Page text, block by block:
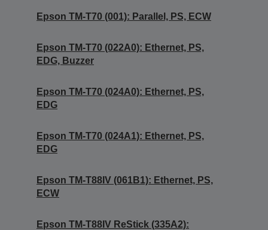
Epson TM-T70 (001): Parallel, PS, ECW
Epson TM-T70 (022A0): Ethernet, PS,
EDG, Buzzer
Epson TM-T70 (024A0): Ethernet, PS,
EDG
Epson TM-T70 (024A1): Ethernet, PS,
EDG
Epson TM-T88IV (061B1): Ethernet, PS,
ECW
Epson TM-T88IV ReStick (335A2):